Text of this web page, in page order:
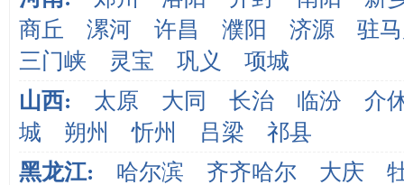
商丘
漯河 许昌 濮阳 济源
驻
三门峡
灵宝 巩义
项城
山西:
太原 大同 长治 临汾
介
城
朔州 忻州 吕梁
祁县
黑龙江:
哈尔滨 齐齐哈尔 大庆